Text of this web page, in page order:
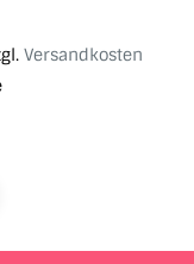
Versandkosten